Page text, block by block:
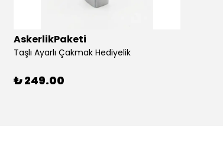
AskerlikPaketi
Taşlı Ayarlı Çakmak Hediyelik
₺ 249.00